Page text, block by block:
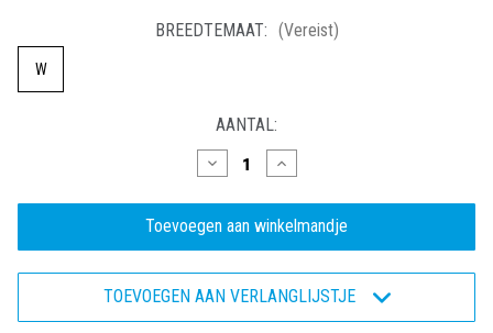
BREEDTEMAAT: (Vereist)
W
AANTAL:
Hoeveelheid
verlagen
907
-
S3
Hoeveelheid
verhogen
Bickz
907
-
S3
TOEVOEGEN AAN VERLANGLIJSTJE